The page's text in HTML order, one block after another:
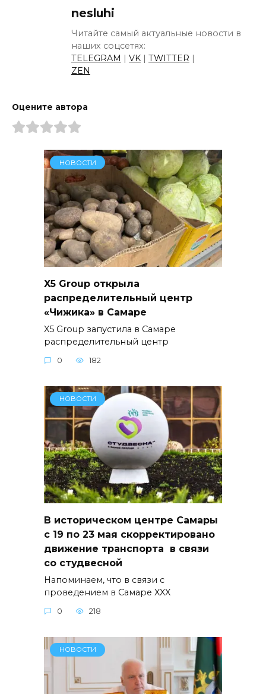
nesluhi
Читайте самый актуальные новости в
наших соцсетях:
TELEGRAM | VK | TWITTER |
ZEN
Оцените автора
НОВОСТИ
X5 Group открыла
распределительный центр
«Чижика» в Самаре
X5 Group запустила в Самаре
распределительный центр
0 182
НОВОСТИ
В историческом центре Самары
с 19 по 23 мая скорректировано
движение транспорта в связи
со студвесной
Напоминаем, что в связи с
проведением в Самаре XXX
0 218
НОВОСТИ